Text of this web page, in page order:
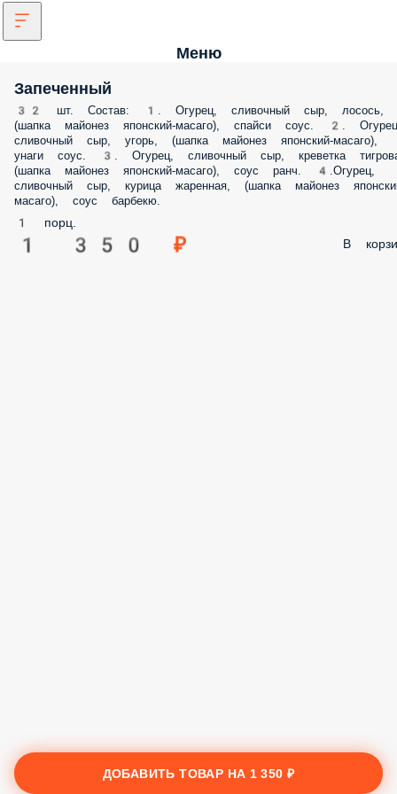
Меню
Запеченный
32 шт. Состав: 1. Огурец, сливочный сыр, лосось,
(шапка майонез японский-масаго), спайси соус. 2.
сливочный сыр, угорь, (шапка майонез японский-масаго),
унаги соус. 3. Огурец, сливочный сыр, креветка
(шапка майонез японский-масаго), соус ранч. 4.Огурец,
сливочный сыр, курица жаренная, (шапка майонез
масаго), соус барбекю.
1 порц.
1 350 ₽ В
ДОБАВИТЬ ТОВАР НА 1 350 ₽